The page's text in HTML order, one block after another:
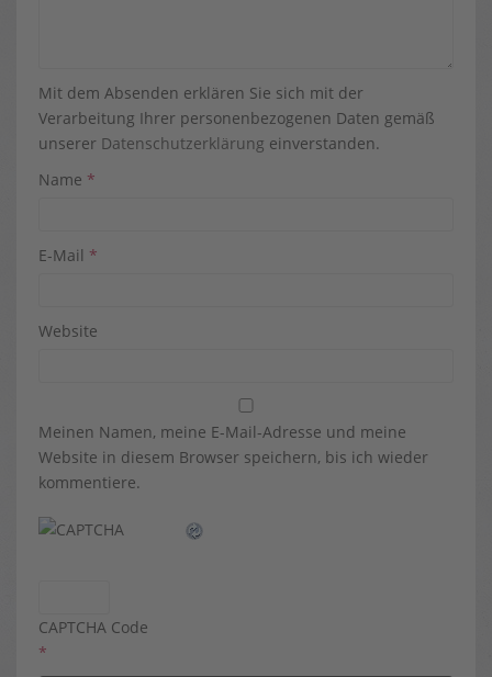
Mit dem Absenden erklären Sie sich mit der
Verarbeitung Ihrer personenbezogenen Daten gemäß
unserer Datenschutzerklärung einverstanden.
Name *
E-Mail *
Website
Meinen Namen, meine E-Mail-Adresse und meine
Website in diesem Browser speichern, bis ich wieder
kommentiere.
CAPTCHA Code
*